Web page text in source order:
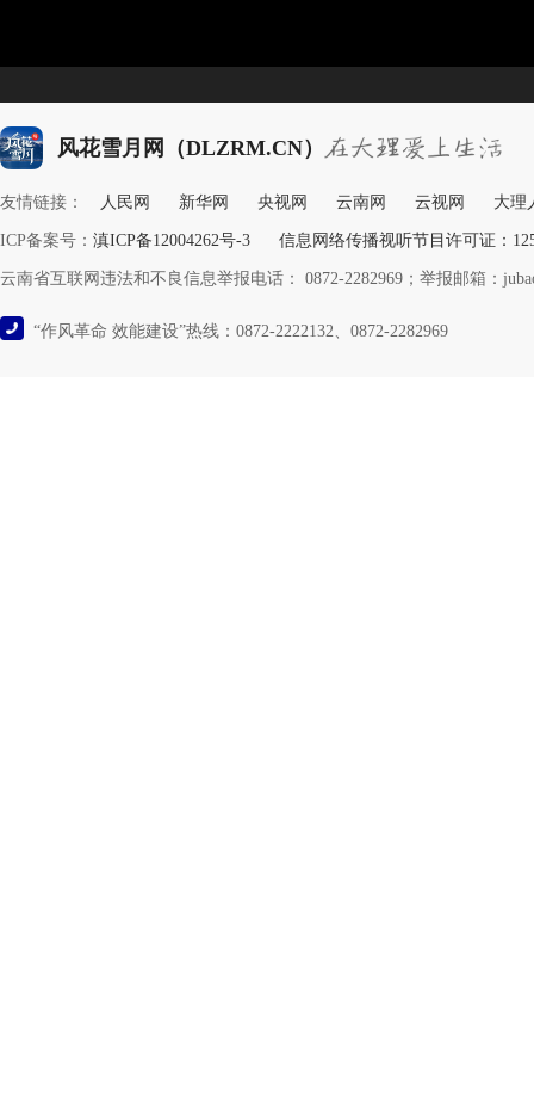
风花雪月网（DLZRM.CN）
友情链接： 人民网 新华网 央视网 云南网 云视网 大理
ICP备案号： 滇ICP备12004262号-3 信息网络传播视听节目许可证：
云南省互联网违法和不良信息举报电话： 0872-2282969；举报邮箱：
“作风革命 效能建设”热线：0872-2222132、0872-2282969